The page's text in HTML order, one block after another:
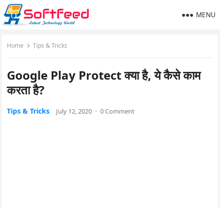
MENU
Home Tips & Tricks
Google Play Protect क्या है, ये कैसे काम
करता है?
Tips & Tricks July 12, 2020 · 0 Comment